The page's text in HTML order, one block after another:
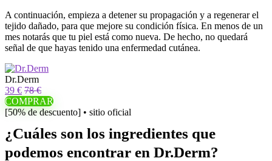
A continuación, empieza a detener su propagación y a regenerar el
tejido dañado, para que mejore su condición física. En menos de un
mes notarás que tu piel está como nueva. De hecho, no quedará
señal de que hayas tenido una enfermedad cutánea.
Dr.Derm
39 € 78 €
COMPRAR
[50% de descuento] • sitio oficial
¿Cuáles son los ingredientes que
podemos encontrar en Dr.Derm?